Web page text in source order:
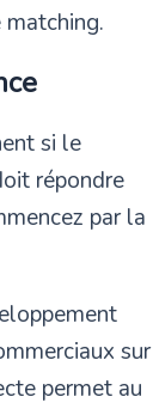
si le
répondre
par la
sur
permet au